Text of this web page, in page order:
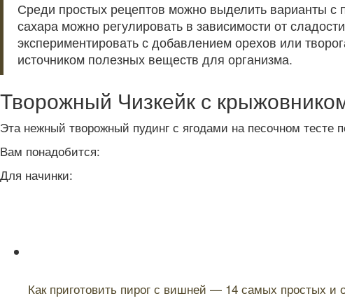
Среди простых рецептов можно выделить варианты
сахара можно регулировать в зависимости от
экспериментировать с добавлением орехов или
источником полезных веществ для организма.
Творожный Чизкейк с
Эта нежный творожный пудинг с ягодами на песочном тесте
Вам понадобится:
Для начинки:
Как приготовить пирог с вишней — 14 самых простых и